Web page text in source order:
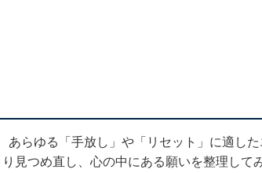
らゆる「手放し」や「リセット」に適し
見つめ直し、心の中にある願いを整理して